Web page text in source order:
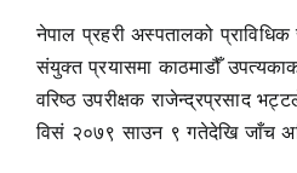
नेपाल प्रहरी अस्पतालको
संयुक्त प्रयासमा काठमाडौँ
वरिष्ठ उपरीक्षक राजेन्द्रप्रसाद
विसं २०७९ साउन ९ गतेदेखि जाँच